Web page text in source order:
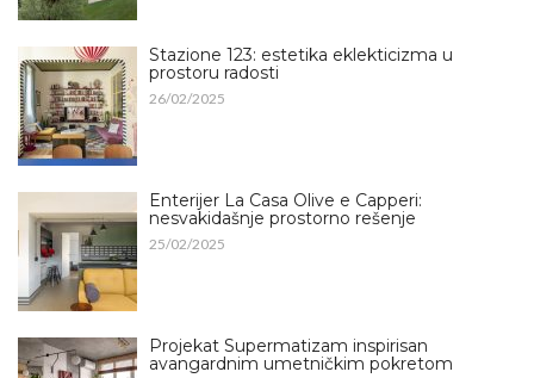
Stazione 123: estetika eklekticizma u
prostoru radosti
26/02/2025
Enterijer La Casa Olive e Capperi:
nesvakidašnje prostorno rešenje
25/02/2025
Projekat Supermatizam inspirisan
avangardnim umetničkim pokretom